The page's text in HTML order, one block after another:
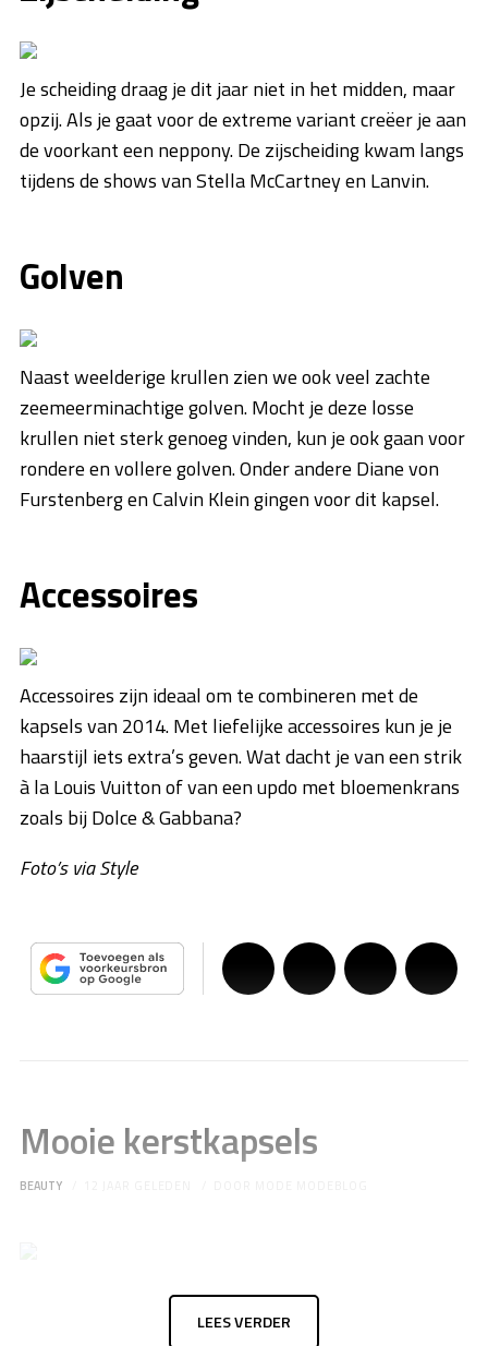
Je scheiding draag je dit jaar niet in het midden, maar
opzij. Als je gaat voor de extreme variant creëer je aan
de voorkant een neppony. De zijscheiding kwam langs
tijdens de shows van Stella McCartney en Lanvin.
Golven
Naast weelderige krullen zien we ook veel zachte
zeemeerminachtige golven. Mocht je deze losse
krullen niet sterk genoeg vinden, kun je ook gaan voor
rondere en vollere golven. Onder andere Diane von
Furstenberg en Calvin Klein gingen voor dit kapsel.
Accessoires
Accessoires zijn ideaal om te combineren met de
kapsels van 2014. Met liefelijke accessoires kun je je
haarstijl iets extra’s geven. Wat dacht je van een strik
à la Louis Vuitton of van een updo met bloemenkrans
zoals bij Dolce & Gabbana?
Foto’s via Style
Mooie kerstkapsels
BEAUTY
LEES VERDER